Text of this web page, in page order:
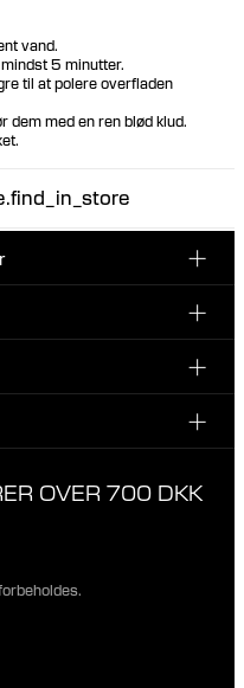
vand.
5 minutter.
til at polere overfladen
dem med en ren blød klud.
den første til at blive
OVER 700 DKK